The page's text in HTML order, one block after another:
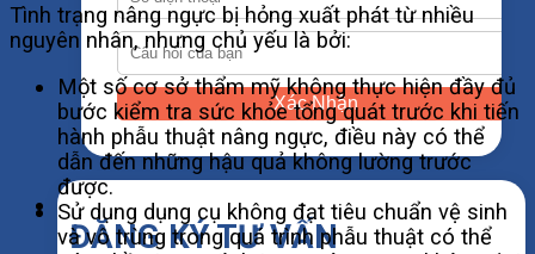
Xác Nhận
ĐĂNG KÝ TƯ VẤN
Tình trạng nâng ngực bị hỏng xuất phát từ nhiều
nguyên nhân, nhưng chủ yếu là bởi:
Một số cơ sở thẩm mỹ không thực hiện đầy đủ
bước kiểm tra sức khỏe tổng quát trước khi tiến
hành phẫu thuật nâng ngực, điều này có thể
dẫn đến những hậu quả không lường trước
được.
Sử dụng dụng cụ không đạt tiêu chuẩn vệ sinh
và vô trùng trong quá trình phẫu thuật có thể